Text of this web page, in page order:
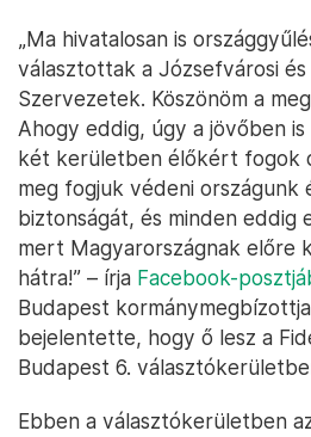
„Ma hivatalosan is
választottak a Józsefvárosi és
Szervezetek. Köszönöm a
Ahogy eddig, úgy a jövőben
két kerületben élőkért fogok
meg fogjuk védeni országunk
biztonságát, és minden eddig
mert Magyarországnak előre
hátra!” – írja Facebook-
Budapest
bejelentette, hogy ő lesz a
Budapest 6.
Ebben a választókerületben